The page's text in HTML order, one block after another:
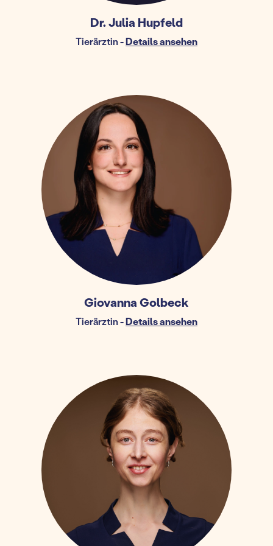
Dr. Julia Hupfeld
Tierärztin-Details ansehen
Giovanna Golbeck
Tierärztin-Details ansehen